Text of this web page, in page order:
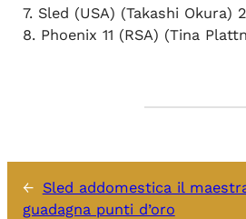
7. Sled (USA) (Takashi Okura)
8. Phoenix 11 (RSA) (Tina
← Sled addomestica il
guadagna punti d’oro